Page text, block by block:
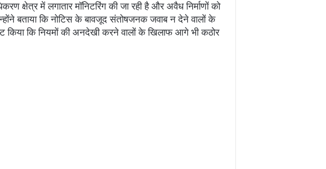
क्षेत्र में लगातार मॉनिटरिंग की जा रही है और अवैध निर्माणों को
बताया कि नोटिस के बावजूद संतोषजनक जवाब न देने वालों के
किया कि नियमों की अनदेखी करने वालों के खिलाफ आगे भी कठोर